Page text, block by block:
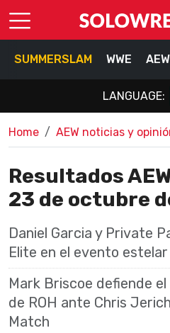
SUMMERSLAM WWE AEW
LANGUAGE:
Home AEW noticias y
Resultados
23 de octubre
Daniel Garcia y Private
Elite en el evento
Mark Briscoe defiende
de ROH ante Chris
Match